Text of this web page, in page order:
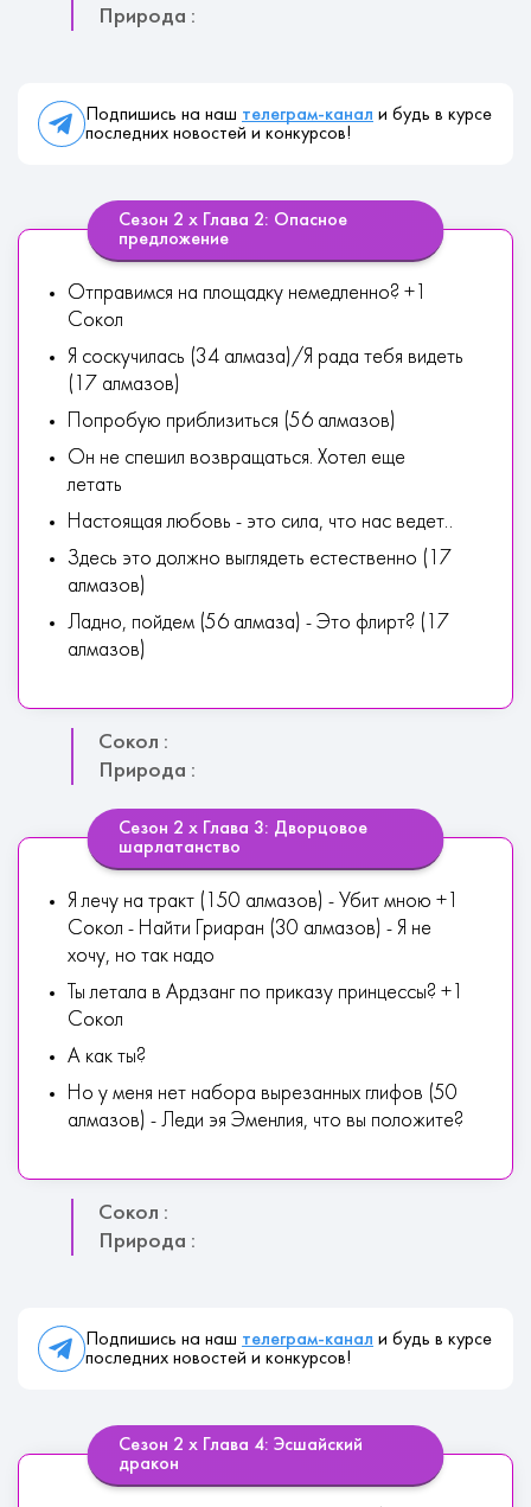
Природа :
Подпишись на наш телеграм-канал и будь в курсе
последних новостей и конкурсов!
Сезон 2 х Глава 2: Опасное
предложение
Отправимся на площадку немедленно? +1
Сокол
Я соскучилась (34 алмаза)/Я рада тебя видеть
(17 алмазов)
Попробую приблизиться (56 алмазов)
Он не спешил возвращаться. Хотел еще
летать
Настоящая любовь - это сила, что нас ведет..
Здесь это должно выглядеть естественно (17
алмазов)
Ладно, пойдем (56 алмаза) - Это флирт? (17
алмазов)
Сокол :
Природа :
Сезон 2 х Глава 3: Дворцовое
шарлатанство
Я лечу на тракт (150 алмазов) - Убит мною +1
Сокол - Найти Гриаран (30 алмазов) - Я не
хочу, но так надо
Ты летала в Ардзанг по приказу принцессы? +1
Сокол
А как ты?
Но у меня нет набора вырезанных глифов (50
алмазов) - Леди эя Эменлия, что вы положите?
Сокол :
Природа :
Подпишись на наш телеграм-канал и будь в курсе
последних новостей и конкурсов!
Сезон 2 х Глава 4: Эсшайский
дракон